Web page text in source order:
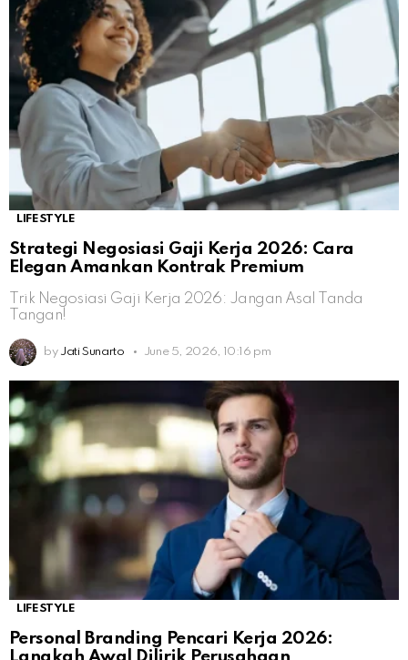
LIFESTYLE
Strategi Negosiasi Gaji Kerja 2026: Cara
Elegan Amankan Kontrak Premium
Trik Negosiasi Gaji Kerja 2026: Jangan Asal Tanda
Tangan!
by Jati Sunarto June 5, 2026, 10:16 pm
LIFESTYLE
Personal Branding Pencari Kerja 2026: